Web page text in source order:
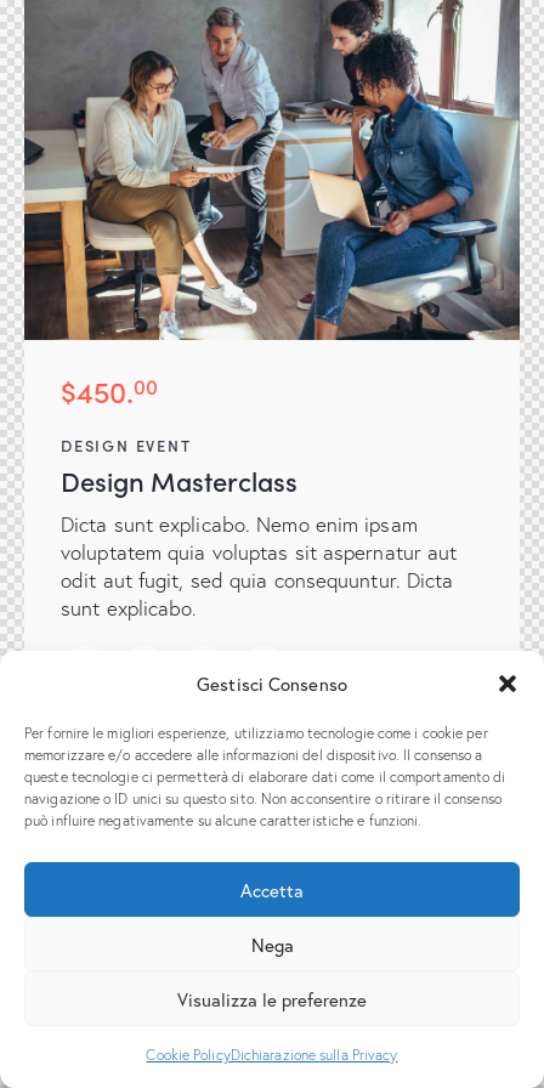
Gestisci Consenso
Per fornire le migliori esperienze, utilizziamo tecnologie come i cookie per
memorizzare e/o accedere alle informazioni del dispositivo. Il consenso a
queste tecnologie ci permetterà di elaborare dati come il comportamento di
navigazione o ID unici su questo sito. Non acconsentire o ritirare il consenso
può influire negativamente su alcune caratteristiche e funzioni.
Accetta
Nega
Visualizza le preferenze
Cookie PolicyDichiarazione sulla Privacy
$450.00
DESIGN EVENT
Design Masterclass
Dicta sunt explicabo. Nemo enim ipsam
voluptatem quia voluptas sit aspernatur aut
odit aut fugit, sed quia consequuntur. Dicta
sunt explicabo.
Italiano